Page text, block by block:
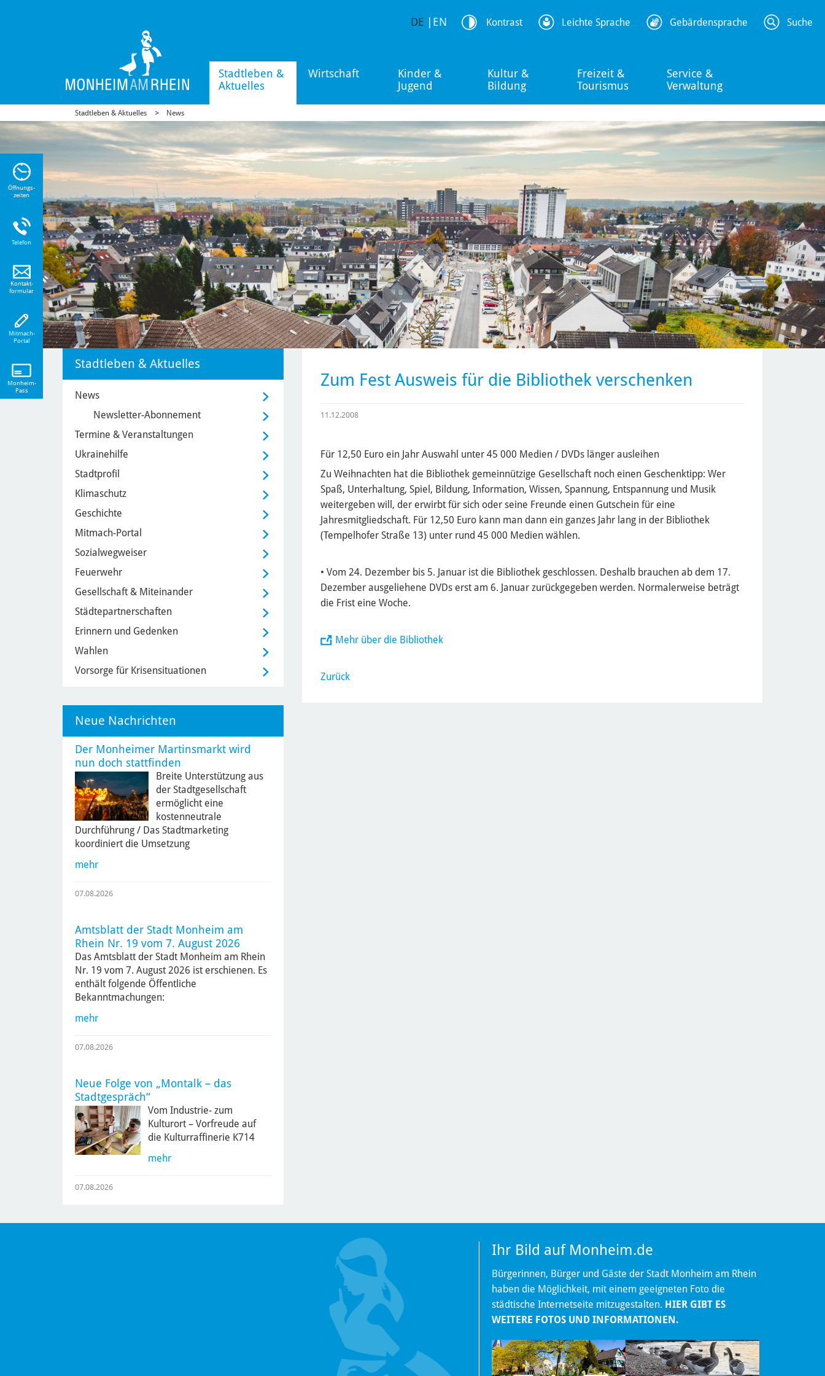
Stadtleben &
Aktuelles
Wirtschaft
Kinder &
Jugend
Kultur &
Bildung
Freizeit &
Tourismus
Service &
Verwaltung
DE EN Kontrast Leichte Sprache Gebärdensprache Suche
Stadtleben & Aktuelles News
Zum Fest Ausweis für die Bibliothek verschenken
11.12.2008
Für 12,50 Euro ein Jahr Auswahl unter 45 000 Medien / DVDs länger ausleihen
Zu Weihnachten hat die Bibliothek gemeinnützige Gesellschaft noch einen Geschenktipp: Wer
Spaß, Unterhaltung, Spiel, Bildung, Information, Wissen, Spannung, Entspannung und Musik
weitergeben will, der erwirbt für sich oder seine Freunde einen Gutschein für eine
Jahresmitgliedschaft. Für 12,50 Euro kann man dann ein ganzes Jahr lang in der Bibliothek
(Tempelhofer Straße 13) unter rund 45 000 Medien wählen.
• Vom 24. Dezember bis 5. Januar ist die Bibliothek geschlossen. Deshalb brauchen ab dem 17.
Dezember ausgeliehene DVDs erst am 6. Januar zurückgegeben werden. Normalerweise beträgt
die Frist eine Woche.
Mehr über die Bibliothek
Zurück
Stadtleben & Aktuelles
News
Newsletter-Abonnement
Termine & Veranstaltungen
Ukrainehilfe
Stadtprofil
Klimaschutz
Geschichte
Mitmach-Portal
Sozialwegweiser
Feuerwehr
Gesellschaft & Miteinander
Städtepartnerschaften
Erinnern und Gedenken
Wahlen
Vorsorge für Krisensituationen
Neue Nachrichten
Der Monheimer Martinsmarkt wird
nun doch stattfinden
Breite Unterstützung aus
der Stadtgesellschaft
ermöglicht eine
kostenneutrale
Durchführung / Das Stadtmarketing
koordiniert die Umsetzung
mehr
07.08.2026
Amtsblatt der Stadt Monheim am
Rhein Nr. 19 vom 7. August 2026
Das Amtsblatt der Stadt Monheim am Rhein
Nr. 19 vom 7. August 2026 ist erschienen. Es
enthält folgende Öffentliche
Bekanntmachungen:
mehr
07.08.2026
Neue Folge von „Montalk – das
Stadtgespräch“
Vom Industrie- zum
Kulturort – Vorfreude auf
die Kulturraffinerie K714
mehr
07.08.2026
Ihr Bild auf Monheim.de
Bürgerinnen, Bürger und Gäste der Stadt Monheim am Rhein
haben die Möglichkeit, mit einem geeigneten Foto die
städtische Internetseite mitzugestalten. HIER GIBT ES
WEITERE FOTOS UND INFORMATIONEN.
Öffnungs-
zeiten
Telefon
Kontakt-
formular
Mitmach-
Portal
Monheim-
Pass
Sie
zu